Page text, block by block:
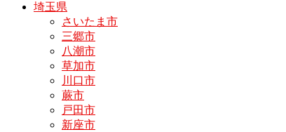
埼玉県
さいたま市
三郷市
八潮市
草加市
川口市
蕨市
戸田市
新座市